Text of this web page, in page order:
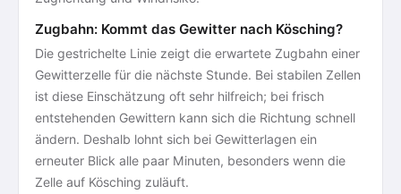
Zugbahn: Kommt das Gewitter nach Kösching?
Die gestrichelte Linie zeigt die erwartete Zugbahn einer
Gewitterzelle für die nächste Stunde. Bei stabilen Zellen
ist diese Einschätzung oft sehr hilfreich; bei frisch
entstehenden Gewittern kann sich die Richtung schnell
ändern. Deshalb lohnt sich bei Gewitterlagen ein
erneuter Blick alle paar Minuten, besonders wenn die
Zelle auf Kösching zuläuft.